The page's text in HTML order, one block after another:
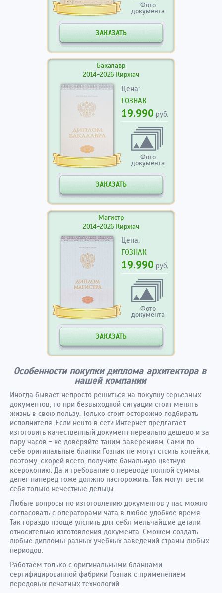
Фото
документа
ЗАКАЗАТЬ
Бакалавр
2014-2026 Киржач
Цена:
ГОЗНАК
19.990 руб.
Фото
документа
ЗАКАЗАТЬ
Магистр
2014-2026 Киржач
Цена:
ГОЗНАК
19.990 руб.
Фото
документа
ЗАКАЗАТЬ
Особенности покупки диплома архитектора в
нашей компании
Иногда бывает непросто решиться на покупку серьезных
документов, но при безвыходной ситуации стоит менять
жизнь в свою пользу. Только стоит осторожно подбирать
исполнителя. Если некто в сети Интернет предлагает
изготовить качественный документ нереально дешево и за
пару часов - не доверяйте таким заверениям. Сами по
себе оригинальные бланки Гознак не могут стоить копейки,
поэтому, скорей всего, получите банальную цветную
ксерокопию. Да и требование о переводе полной суммы
денег наперед тоже должно насторожить. Так могут вести
себя только нечестные дельцы.
Любые вопросы по изготовлению документов у нас можно
согласовать с операторами чата в любое удобное время.
Так гораздо проще уяснить для себя мельчайшие детали
относительно изготовления документа. Сможем создать
любые дипломы разных учебных заведений страны любых
периодов.
Работаем только с оригинальными бланками
сертифицированной фабрики Гознак с применением
передовых печатных технологий.